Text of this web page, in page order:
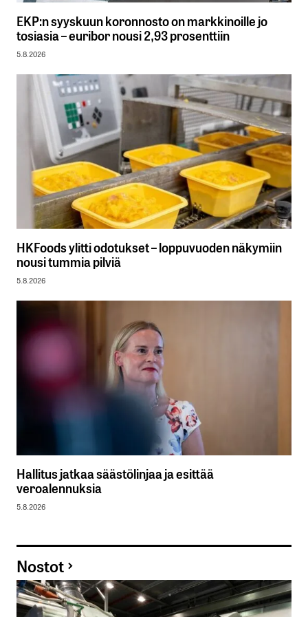
EKP:n syyskuun koronnosto on markkinoille jo
tosiasia – euribor nousi 2,93 prosenttiin
5.8.2026
HKFoods ylitti odotukset – loppuvuoden näkymiin
nousi tummia pilviä
5.8.2026
Hallitus jatkaa säästölinjaa ja esittää
veroalennuksia
5.8.2026
Nostot